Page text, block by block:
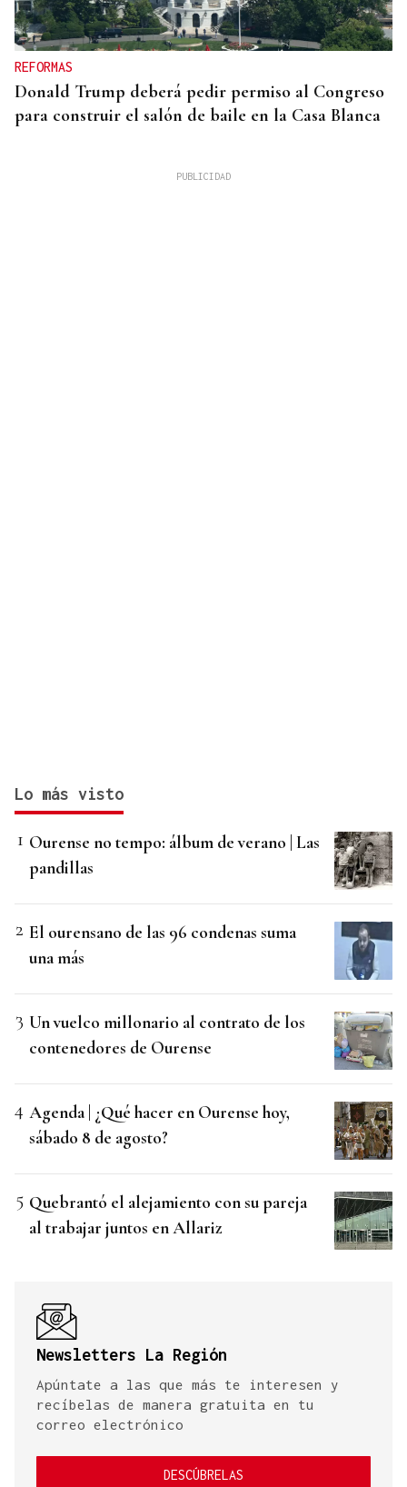
REFORMAS
Donald Trump deberá pedir permiso al Congreso
para construir el salón de baile en la Casa Blanca
Lo más visto
Ourense no tempo: álbum de verano | Las
pandillas
El ourensano de las 96 condenas suma
una más
Un vuelco millonario al contrato de los
contenedores de Ourense
Agenda | ¿Qué hacer en Ourense hoy,
sábado 8 de agosto?
Quebrantó el alejamiento con su pareja
al trabajar juntos en Allariz
Newsletters La Región
Apúntate a las que más te interesen y
recíbelas de manera gratuita en tu
correo electrónico
DESCÚBRELAS